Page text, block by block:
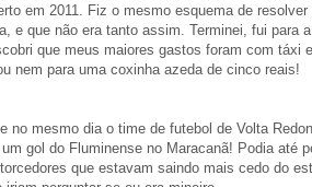
em 2011. Fiz o mesmo esquema de resolver
e que não era tanto assim. Terminei, fui para a
que meus maiores gastos foram com táxi
nem para uma coxinha azeda de cinco reais!
no mesmo dia o time de futebol de Volta
gol do Fluminense no Maracanã! Podia até
que estavam saindo mais cedo do